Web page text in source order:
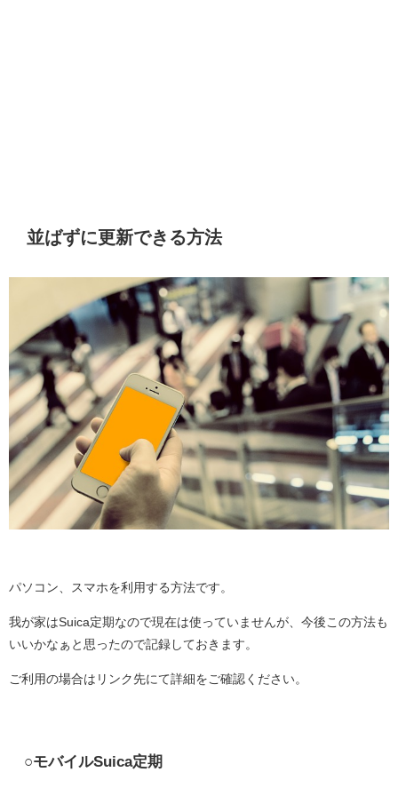
並ばずに更新できる方法
パソコン、スマホを利用する方法です。
我が家はSuica定期なので現在は使っていませんが、今後この方法も
いいかなぁと思ったので記録しておきます。
ご利用の場合はリンク先にて詳細をご確認ください。
○モバイルSuica定期